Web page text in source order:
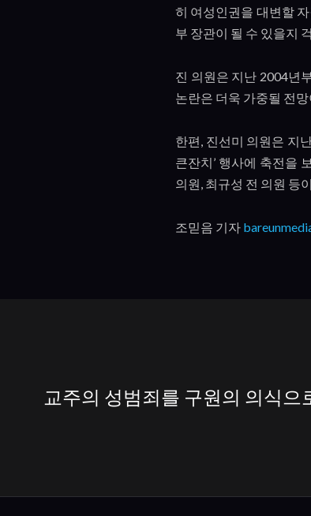
히 여성인권을 대변할
부 장관이 될 수 있을지
진 의원은 지난 2004년
논란은 더욱 가중될 전
한편, 진선미 의원은 지
큰잔치’ 행사에 축전을
의원, 최규성 전 의원 등
조믿음 기자
교주의 성범죄를 구원의 의식으